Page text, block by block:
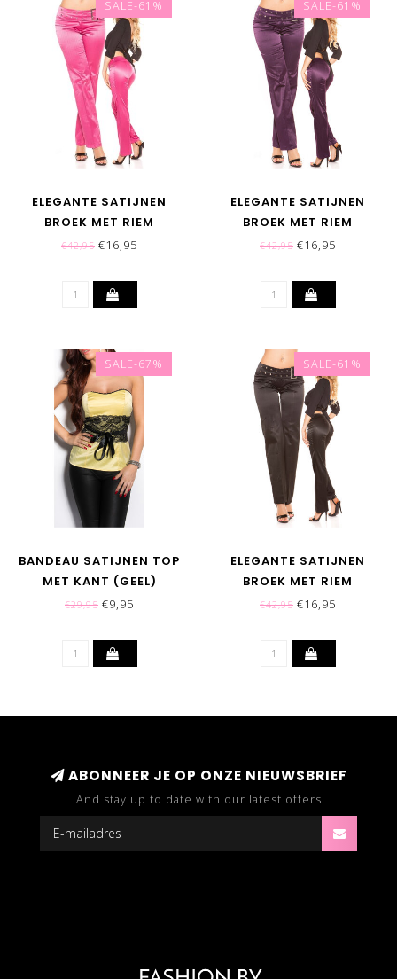
SALE-61%
ELEGANTE SATIJNEN
BROEK MET RIEM
DECORATIE - ROZE
€42,95 €16,95
SALE-61%
ELEGANTE SATIJNEN
BROEK MET RIEM
DECORATIE - PAARS
€42,95 €16,95
SALE-67%
BANDEAU SATIJNEN TOP
MET KANT (GEEL)
€29,95 €9,95
SALE-61%
ELEGANTE SATIJNEN
BROEK MET RIEM
DECORATIE - ZWART
€42,95 €16,95
ABONNEER JE OP ONZE NIEUWSBRIEF
And stay up to date with our latest offers